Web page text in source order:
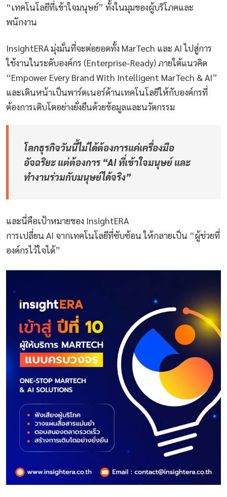
“เทคโนโลยีที่เข้าใจมนุษย์” ทั้งในมุมของผู้บริโภคและ
พนักงาน
InsightERA มุ่งมั่นที่จะต่อยอดทั้ง MarTech และ AI ไปสู่การ
ใช้งานในระดับองค์กร (Enterprise-Ready) ภายใต้แนวคิด
“Empower Every Brand With Intelligent MarTech & AI”
และเดินหน้าเป็นพาร์ตเนอร์ด้านเทคโนโลยีให้กับองค์กรที่
ต้องการเติบโตอย่างยั่งยืนด้วยข้อมูลและนวัตกรรม
โลกธุรกิจวันนี้ไม่ได้ต้องการแค่เครื่องมือ
อัจฉริยะ แต่ต้องการ “AI ที่เข้าใจมนุษย์ และ
ทำงานร่วมกับมนุษย์ได้จริง”
และนี่คือเป้าหมายของ InsightERA
การเปลี่ยน AI จากเทคโนโลยีที่ซับซ้อน ให้กลายเป็น “ผู้ช่วยที่
องค์กรไว้ใจได้”